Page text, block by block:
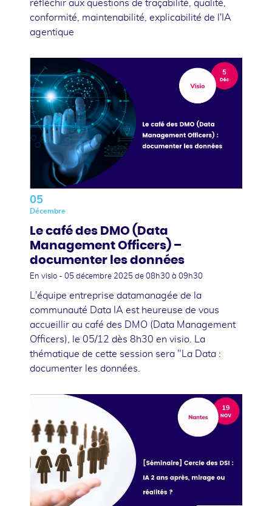
réfléchir aux questions de traçabilité, qualité,
conformité, maintenabilité, explicabilité de l'IA
agentique
05
Décembre
Le café des DMO (Data
Management Officers) –
documenter les données
En visio - 05 décembre 2025 de 08h30 à 09h30
L'équipe entreprise datamanagée de la
communauté Data IA est heureuse de vous
accueillir au café des DMO (Data Management
Officers), le 05/12 dès 8h30 en visio. La
thématique de cette session sera "La Data :
documenter les données.